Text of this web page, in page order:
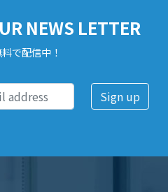
NEWS LETTER
で配信中！